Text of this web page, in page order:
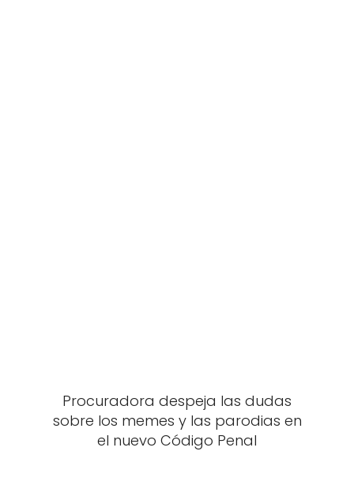
Procuradora despeja las dudas
sobre los memes y las parodias en
el nuevo Código Penal